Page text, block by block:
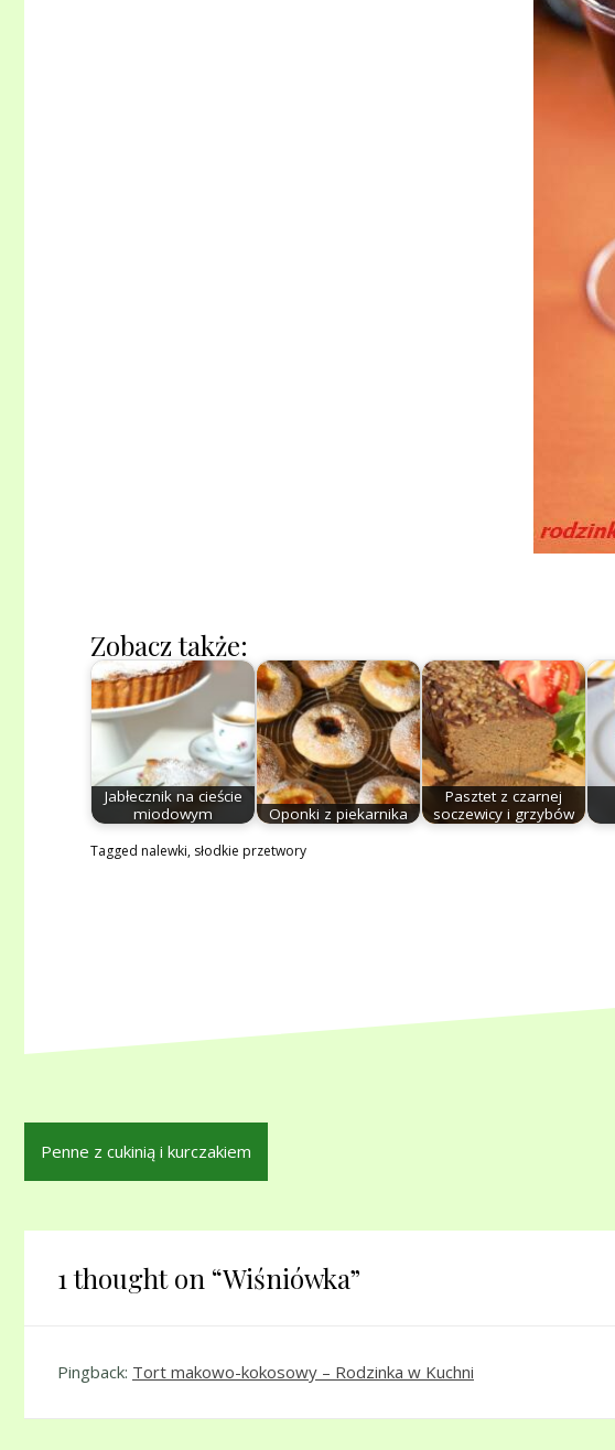
Zobacz także:
Jabłecznik na cieście
miodowym
Oponki z piekarnika
Pasztet z czarnej
soczewicy i grzybów
Tagged nalewki, słodkie przetwory
Nawigacja
wpisu
Penne z cukinią i kurczakiem
1 thought on “Wiśniówka”
Pingback: Tort makowo-kokosowy – Rodzinka w Kuchni